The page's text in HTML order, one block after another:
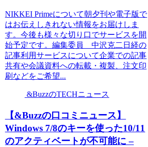
NIKKEI Primeについて朝夕刊や電子版で
はお伝えしきれない情報をお届けしま
す。今後も様々な切り口でサービスを開
始予定です。編集委員 中沢克二日経の
記事利用サービスについて企業での記事
共有や会議資料への転載・複製、注文印
刷などをご希望...
&BuzzのTECHニュース
【&Buzzの口コミニュース】
Windows 7/8のキーを使った10/11
のアクティベートが不可能に –